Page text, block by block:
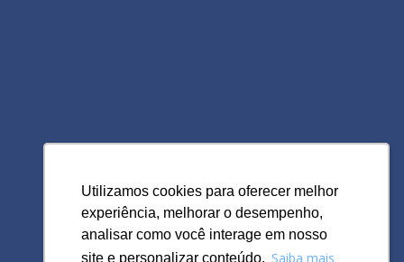
Utilizamos cookies para oferecer melhor
experiência, melhorar o desempenho,
analisar como você interage em nosso
site e personalizar conteúdo. Saiba mais
Utilizamos cookies para oferecer melhor
experiência, melhorar o desempenho,
analisar como você interage em nosso
site e personalizar conteúdo. Saiba mais